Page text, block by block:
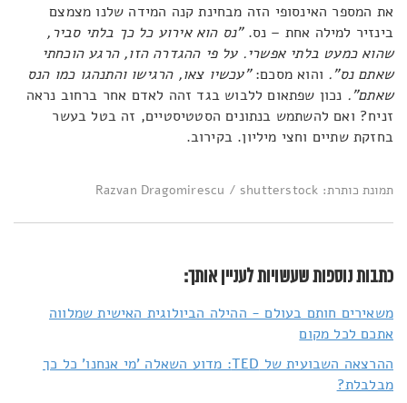
את המספר האינסופי הזה מבחינת קנה המידה שלנו מצמצם
בינזיר למילה אחת – נס."נס הוא אירוע כל כך בלתי סביר,
שהוא כמעט בלתי אפשרי. על פי ההגדרה הזו, הרגע הוכחתי
שאתם נס". והוא מסכם:"עכשיו צאו, הרגישו והתנהגו כמו הנס
שאתם". נכון שפתאום ללבוש בגד זהה לאדם אחר ברחוב נראה
זניח? ואם להשתמש בנתונים הסטטיסטיים, זה בטל בעשר
בחזקת שתיים וחצי מיליון. בקירוב.
תמונת כותרת: Razvan Dragomirescu / shutterstock
כתבות נוספות שעשויות לעניין אותך:
משאירים חותם בעולם - ההילה הביולוגית האישית שמלווה
אתכם לכל מקום
ההרצאה השבועית של TED: מדוע השאלה 'מי אנחנו' כל כך
מבלבלת?